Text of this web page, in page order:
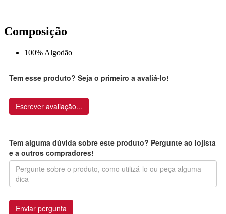
Composição
100% Algodão
Tem esse produto? Seja o primeiro a avaliá-lo!
Escrever avaliação...
Tem alguma dúvida sobre este produto? Pergunte ao lojista
e a outros compradores!
Enviar pergunta